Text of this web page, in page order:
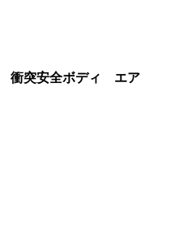
衝突安全ボディ エア